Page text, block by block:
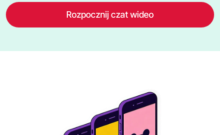
Rozpocznij czat wideo